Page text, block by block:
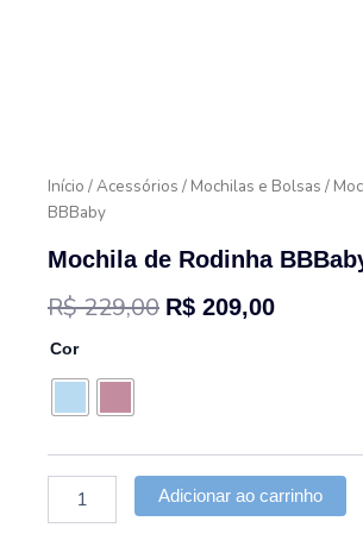
Início /Acessórios / Mochilas e Bolsas /
BBBaby
Mochila de Rodinha
R$229,00 O
R$ 229,00.
R$ 209,00O
R$
Cor
Mochila
BBBaby
Adicionar ao carrinho